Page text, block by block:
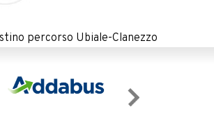
percorso Ubiale-Clanezzo